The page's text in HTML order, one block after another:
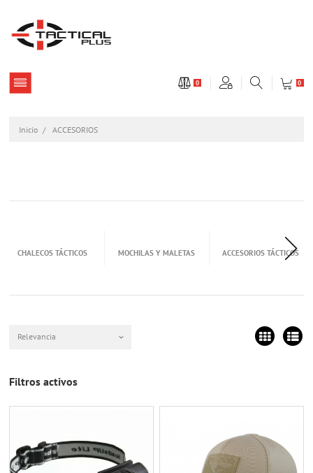
0 0
Inicio ACCESORIOS
CHALECOS TÁCTICOS MOCHILAS Y MALETAS ACCESORIOS TÁCTICOS
Relevancia
Filtros activos